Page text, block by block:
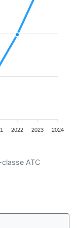
2022 2023 2024
ATC